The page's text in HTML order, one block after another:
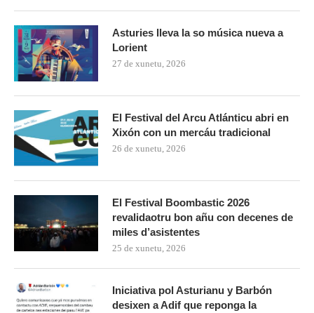
Asturies lleva la so música nueva a
Lorient
27 de xunetu, 2026
El Festival del Arcu Atlánticu abri en
Xixón con un mercáu tradicional
26 de xunetu, 2026
El Festival Boombastic 2026
revalidaotru bon añu con decenes de
miles d’asistentes
25 de xunetu, 2026
Iniciativa pol Asturianu y Barbón
desixen a Adif que reponga la